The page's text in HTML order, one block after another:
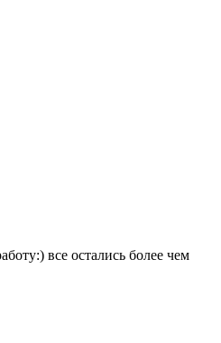
все остались более чем